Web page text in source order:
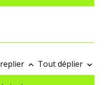
keyboard_arrow_up Tout déplier keyboard_arrow_down